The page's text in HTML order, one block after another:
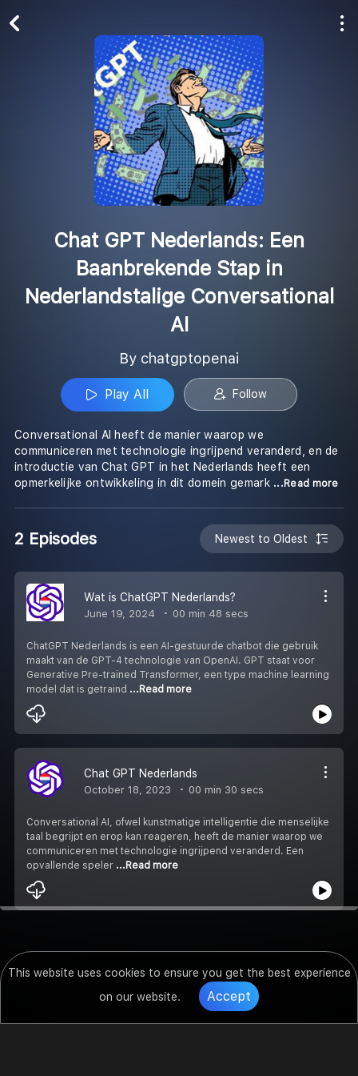
This website uses cookies to ensure you get the best experience
on our website.
Accept
Chat GPT Nederlands: Een
Baanbrekende Stap in
Nederlandstalige Conversational
AI
By chatgptopenai
Play All Follow
Conversational AI heeft de manier waarop we
communiceren met technologie ingrijpend veranderd, en de
introductie van Chat GPT in het Nederlands heeft een
opmerkelijke ontwikkeling in dit domein gemark ...Read more
2 Episodes Newest to Oldest
Wat is ChatGPT Nederlands?
June 19, 2024 00 min 48 secs
ChatGPT Nederlands is een AI-gestuurde chatbot die gebruik
maakt van de GPT-4 technologie van OpenAI. GPT staat voor
Generative Pre-trained Transformer, een type machine learning
model dat is getraind ...Read more
Chat GPT Nederlands
October 18, 2023 00 min 30 secs
Conversational AI, ofwel kunstmatige intelligentie die menselijke
taal begrijpt en erop kan reageren, heeft de manier waarop we
communiceren met technologie ingrijpend veranderd. Een
opvallende speler ...Read more